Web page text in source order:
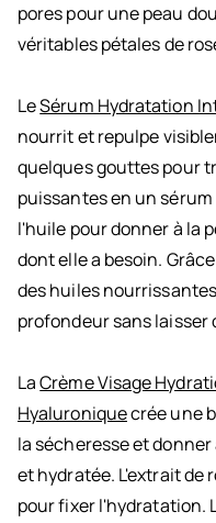
pores pour une peau
véritables pétales de
LeSérum Hydratation
nourrit et repulpe
quelques gouttes pour
puissantes en un
l'huile pour donner à la
dont elle a besoin.
des huiles
profondeur sans laisser
LaCrème Visage
Hyaluroniquecrée une
la sécheresse et
et hydratée. L'extrait de
pour fixer l'hydratation.